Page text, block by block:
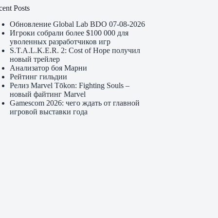
Posts
Обновление Global Lab BDO 07-08-2026
Игроки собрали более $100 000 для
уволенных разработчиков игр
S.T.A.L.K.E.R. 2: Cost of Hope получил
новый трейлер
Анализатор боя Марни
Рейтинг гильдии
Релиз Marvel Tōkon: Fighting Souls –
новый файтинг Marvel
Gamescom 2026: чего ждать от главной
игровой выставки года